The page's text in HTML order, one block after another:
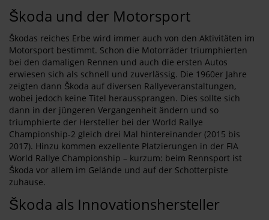
Škoda und der Motorsport
Škodas reiches Erbe wird immer auch von den Aktivitäten im
Motorsport bestimmt. Schon die Motorräder triumphierten
bei den damaligen Rennen und auch die ersten Autos
erwiesen sich als schnell und zuverlässig. Die 1960er Jahre
zeigten dann Škoda auf diversen Rallyeveranstaltungen,
wobei jedoch keine Titel heraussprangen. Dies sollte sich
dann in der jüngeren Vergangenheit ändern und so
triumphierte der Hersteller bei der World Rallye
Championship-2 gleich drei Mal hintereinander (2015 bis
2017). Hinzu kommen exzellente Platzierungen in der FIA
World Rallye Championship – kurzum: beim Rennsport ist
Škoda vor allem im Gelände und auf der Schotterpiste
zuhause.
Škoda als Innovationshersteller